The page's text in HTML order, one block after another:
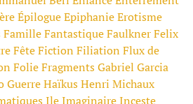
ÉpilogueEpiphanieErotisme
FamilleFantastiqueFaulknerFelix
FêteFiction Filiation Flux de
FolieFragmentsGabriel Garcia
GuerreHaïkusHenri Michaux
IleImaginaireInceste